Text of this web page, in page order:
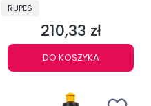
PRODUCENT
RUPES
Cena
210,33 zł
DO KOSZYKA